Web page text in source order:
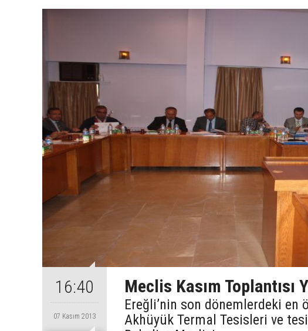
16:40
07 Kasım 2013
Meclis Kasım Toplantısı
Ereğli’nin son dönemlerdeki
Akhüyük Termal Tesisleri ve